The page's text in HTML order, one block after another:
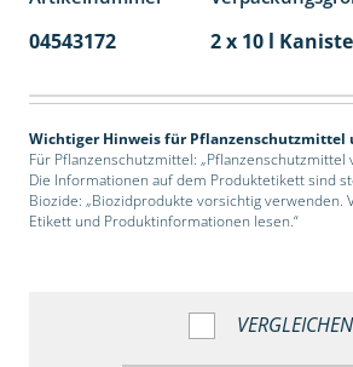
04543172 2 x 10 l
Wichtiger Hinweis für Pflanzenschutzmittel
Für Pflanzenschutzmittel: „Pflanzenschutzmittel
Die Informationen auf dem Produktetikett sind
Biozide: „Biozidprodukte vorsichtig verwenden.
Etikett und Produktinformationen lesen.“
VERGLEICHEN